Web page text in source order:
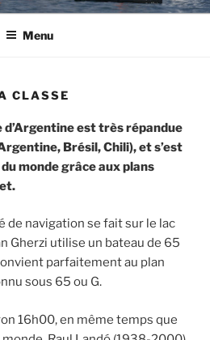
Menu
CLASSE
est très répandue
Brésil, Chili), et s’est
monde grâce aux plans
de navigation se fait sur le lac
Gherzi utilise un bateau de 65
parfaitement au plan
sous 65 ou G.
16h00, en même temps que